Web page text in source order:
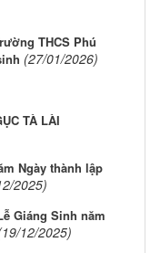
THCS Phú
(27/01/2026)
TÀ LÀI
Ngày thành lập
2025)
Giáng Sinh năm
12/2025)